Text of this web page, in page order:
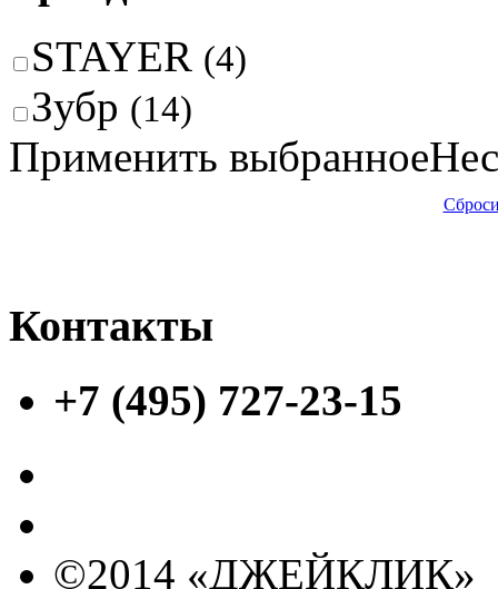
STAYER (4)
Зубр (14)
Применить выбранное
Контакты
+7 (495) 727-23-15
©2014 «ДЖЕЙКЛИК»